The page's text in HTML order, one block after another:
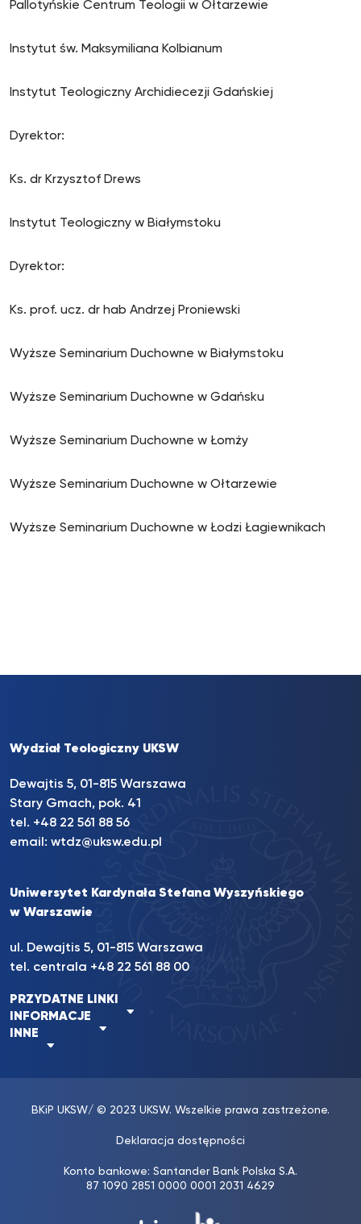
Pallotyńskie Centrum Teologii w Ołtarzewie
Instytut św. Maksymiliana Kolbianum
Instytut Teologiczny Archidiecezji Gdańskiej
Dyrektor:
Ks. dr Krzysztof Drews
Instytut Teologiczny w Białymstoku
Dyrektor:
Ks. prof. ucz. dr hab Andrzej Proniewski
Wyższe Seminarium Duchowne w Białymstoku
Wyższe Seminarium Duchowne w Gdańsku
Wyższe Seminarium Duchowne w Łomży
Wyższe Seminarium Duchowne w Ołtarzewie
Wyższe Seminarium Duchowne w Łodzi Łagiewnikach
Wydział Teologiczny UKSW
Dewajtis 5, 01-815 Warszawa
Stary Gmach, pok. 41
tel. +48 22 561 88 56
email: wtdz@uksw.edu.pl
Uniwersytet Kardynała Stefana Wyszyńskiego
w Warszawie
ul. Dewajtis 5, 01-815 Warszawa
tel. centrala +48 22 561 88 00
PRZYDATNE LINKI
INFORMACJE
INNE
BKiP UKSW/ © 2023 UKSW. Wszelkie prawa zastrzeżone.
Deklaracja dostępności
Konto bankowe: Santander Bank Polska S.A.
87 1090 2851 0000 0001 2031 4629